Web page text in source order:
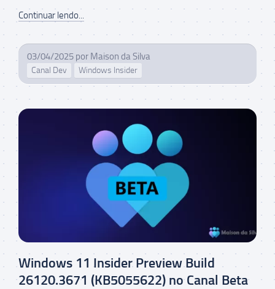
Continuar lendo...
03/04/2025 por Maison da Silva
Canal Dev Windows Insider
Windows 11 Insider Preview Build
26120.3671 (KB5055622) no Canal Beta